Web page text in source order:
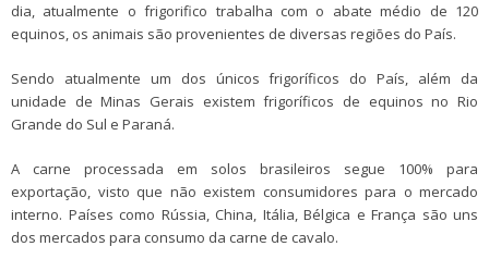
dia, atualmente o frigorifico trabalha com o abate médio de 120
equinos, os animais são provenientes de diversas regiões do País.
Sendo atualmente um dos únicos frigoríficos do País, além da
unidade de Minas Gerais existem frigoríficos de equinos no Rio
Grande do Sul e Paraná.
A carne processada em solos brasileiros segue 100% para
exportação, visto que não existem consumidores para o mercado
interno. Países como Rússia, China, Itália, Bélgica e França são uns
dos mercados para consumo da carne de cavalo.